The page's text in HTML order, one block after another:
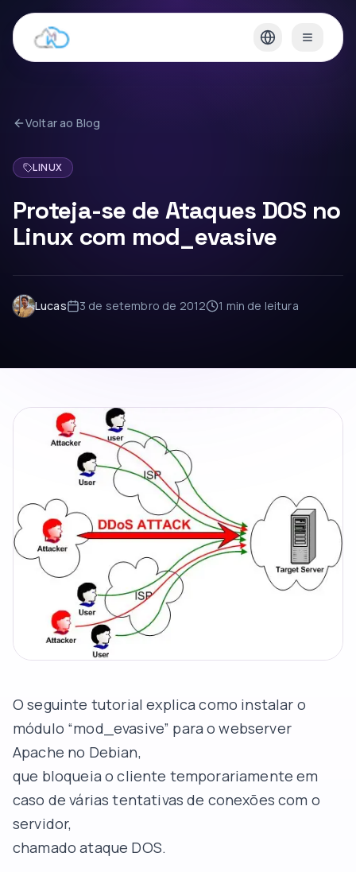
Voltar ao Blog
LINUX
Proteja-se de Ataques DOS no
Linux com mod_evasive
Lucas 3 de setembro de 2012 1 min de leitura
O seguinte tutorial explica como instalar o
módulo “mod_evasive” para o webserver
Apache no Debian,
que bloqueia o cliente temporariamente em
caso de várias tentativas de conexões com o
servidor,
chamado ataque DOS.